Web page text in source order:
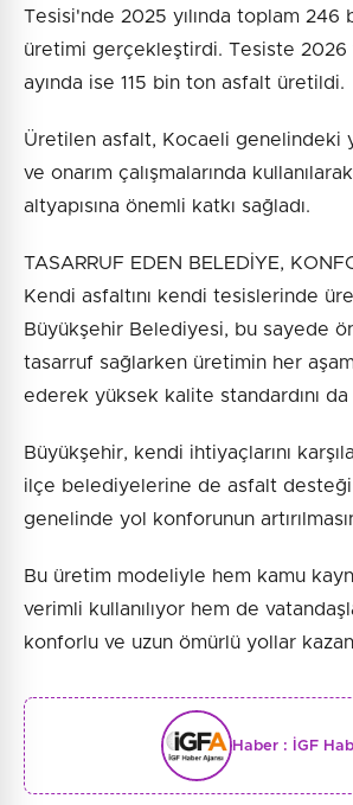
Tesisi'nde 2025 yılında toplam 246
üretimi gerçekleştirdi. Tesiste 2026
ayında ise 115 bin ton asfalt üretildi.
Üretilen asfalt, Kocaeli genelindeki
ve onarım çalışmalarında
altyapısına önemli katkı sağladı.
TASARRUF EDEN BELEDİYE,
Kendi asfaltını kendi tesislerinde
Büyükşehir Belediyesi, bu sayede
tasarruf sağlarken üretimin her
ederek yüksek kalite standardını
Büyükşehir, kendi ihtiyaçlarını
ilçe belediyelerine de asfalt
genelinde yol konforunun
Bu üretim modeliyle hem kamu
verimli kullanılıyor hem de
konforlu ve uzun ömürlü yollar
Haber : İGF